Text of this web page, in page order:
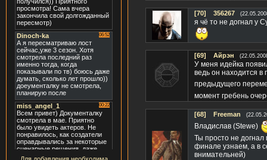
[70] 356267
я чё то не догнал у
[69] Айрэн
У меня идейка
ведь он находится в
предыдущего
момент гребень
[68] Frееman
Владислав (Stewe)
Ты просто не
финале узнаем, а в
внимательней)